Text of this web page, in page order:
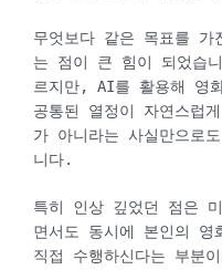
무엇보다 같은 목표를
는 점이 큰 힘이 되었습
르지만, AI를 활용해 영
공통된 열정이 자연스럽
가 아니라는 사실만으로
니다.
특히 인상 깊었던 점은
면서도 동시에 본인의
직접 수행하신다는 부분